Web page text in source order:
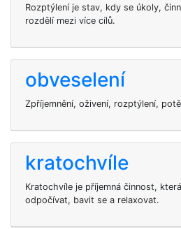
Rozptýlení je stav, kdy se úkoly,
rozdělí mezi více cílů.
obveselení
Zpříjemnění, oživení, rozptýlení,
kratochvíle
Kratochvíle je příjemná činnost,
odpočívat, bavit se a relaxovat.